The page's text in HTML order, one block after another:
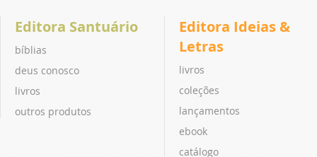
Editora Santuário
bíblias
deus conosco
livros
outros produtos
Editora Ideias &
Letras
livros
coleções
lançamentos
ebook
catálogo